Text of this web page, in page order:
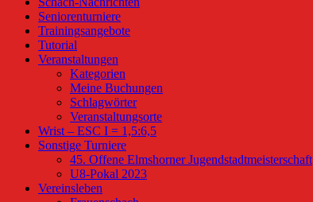
Seniorenturniere
Trainingsangebote
Tutorial
Veranstaltungen
Kategorien
Meine Buchungen
Schlagwörter
Veranstaltungsorte
Wrist – ESC I = 1,5:6,5
Sonstige Turniere
45. Offene Elmshorner Jugendstadtmeisterschaft
U8-Pokal 2023
Vereinsleben